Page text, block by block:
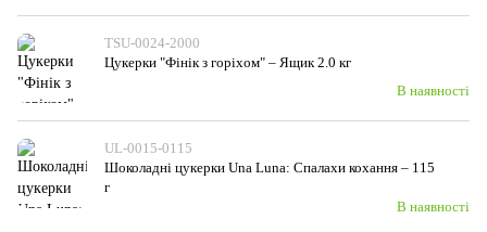
TSU-0024-2000
Цукерки "Фінік з горiхом" – Ящик 2.0 кг
В наявності
UL-0015-0115
Шоколадні цукерки Una Luna: Спалахи кохання – 115
г
В наявності